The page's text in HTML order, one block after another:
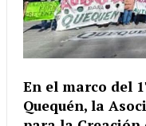
En el marco del
Quequén, la